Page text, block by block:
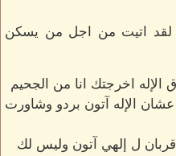
لقد اتيت من اجل من يسكن
اخرجتك انا من الجحيم
الإله آتون بردو وشاورت
ل إلهي آتون وليس لك